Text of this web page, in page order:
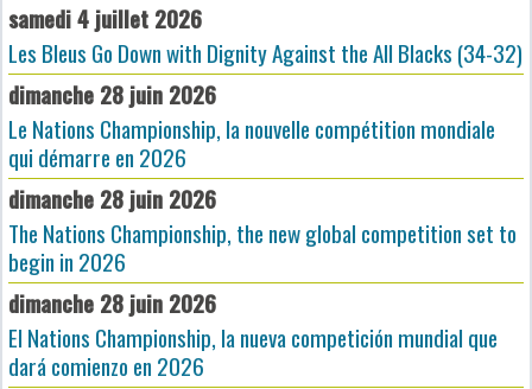
samedi 4 juillet 2026
Les Bleus Go Down with Dignity Against the All Blacks (34-32)
dimanche 28 juin 2026
Le Nations Championship, la nouvelle compétition mondiale
qui démarre en 2026
dimanche 28 juin 2026
The Nations Championship, the new global competition set to
begin in 2026
dimanche 28 juin 2026
El Nations Championship, la nueva competición mundial que
dará comienzo en 2026